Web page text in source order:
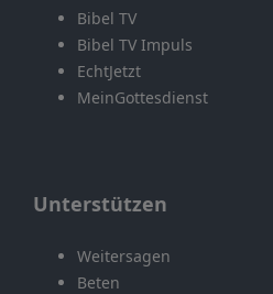
Bibel TV
Bibel TV Impuls
EchtJetzt
MeinGottesdienst
Unterstützen
Weitersagen
Beten